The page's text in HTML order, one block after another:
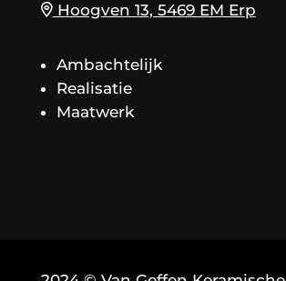
Hoogven 13, 5469 EM Erp
Ambachtelijk
Realisatie
Maatwerk